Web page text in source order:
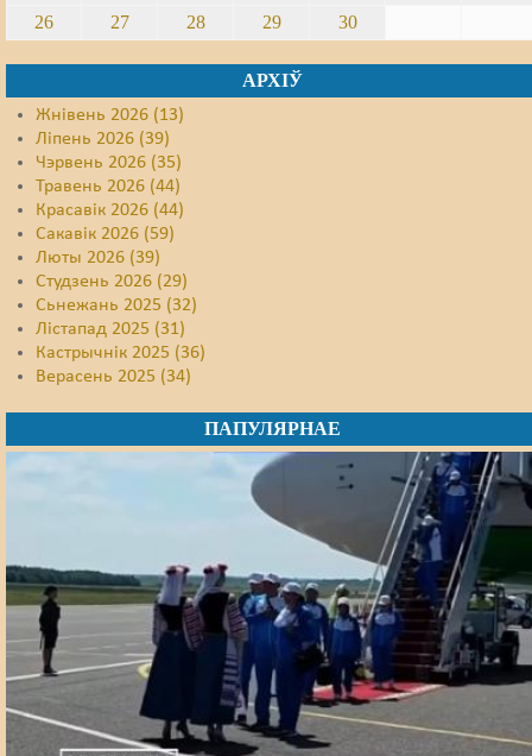
26
27 28 29 30
АРХІЎ
Жнівень 2026 (13)
Ліпень 2026 (39)
Чэрвень 2026 (35)
Травень 2026 (44)
Красавік 2026 (44)
Сакавік 2026 (59)
Люты 2026 (39)
Студзень 2026 (29)
Сьнежань 2025 (32)
Лістапад 2025 (31)
Кастрычнік 2025 (36)
Верасень 2025 (34)
ПАПУЛЯРНАЕ